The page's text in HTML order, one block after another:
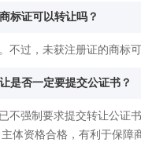
标证可以转让吗？
不过，未获注册证的商标
是否一定要提交公证书？
不强制要求提交转让公证
体资格合格，有利于保障